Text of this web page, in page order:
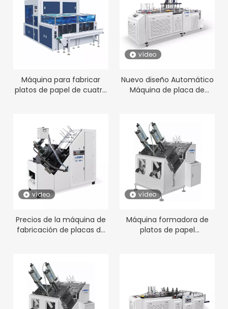
Máquina para fabricar
platos de papel de cuatro
vídeo
Nuevo diseño Automático
Máquina de placa de
vídeo
Precios de la máquina de
fabricación de placas de
vídeo
Máquina formadora de
platos de papel